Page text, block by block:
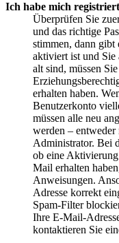
Ich habe mich
Überprüfen Sie
und das richtige
stimmen, dann
aktiviert ist und Sie
alt sind, müssen
erhalten haben.
Benutzerkonto
müssen alle neu
werden – entweder
Administrator. Bei
ob eine
Mail erhalten
Anweisungen.
Adresse korrekt
Spam-Filter
Ihre E-Mail-
kontaktieren Sie